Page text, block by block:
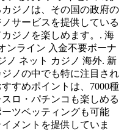
ジノは、その国の政府の
サービスを提供している
ジノを楽しめます。. 海
ンライン 入金不要ボーナ
ノ ネット カジノ 海外. 新
ノの中でも特に注目され
すめポイントは、7000種
ロ・パチンコも楽しめる
ツベッティングも可能
メントを提供していま